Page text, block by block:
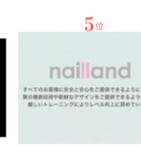
5 位